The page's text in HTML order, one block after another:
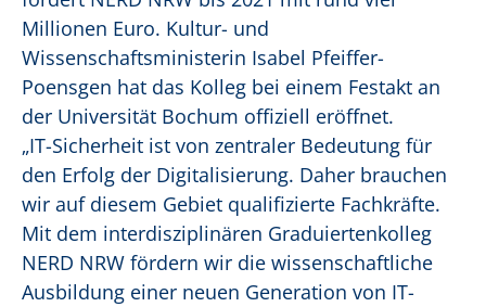
Millionen Euro. Kultur- und
Wissenschaftsministerin Isabel Pfeiffer-
Poensgen hat das Kolleg bei einem Festakt an
der Universität Bochum offiziell eröffnet.
„IT-Sicherheit ist von zentraler Bedeutung für
den Erfolg der Digitalisierung. Daher brauchen
wir auf diesem Gebiet qualifizierte Fachkräfte.
Mit dem interdisziplinären Graduiertenkolleg
NERD NRW fördern wir die wissenschaftliche
Ausbildung einer neuen Generation von IT-